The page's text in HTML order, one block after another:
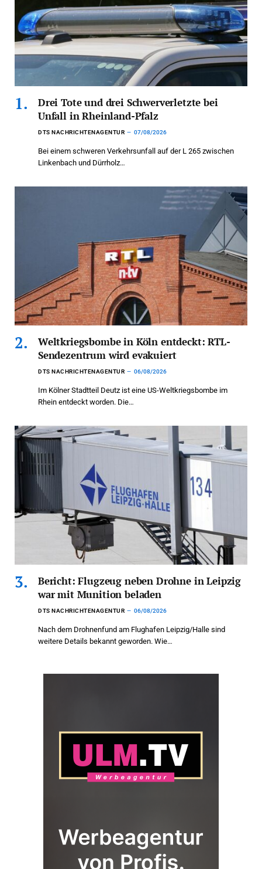
Drei Tote und drei Schwerverletzte bei
Unfall in Rheinland-Pfalz
DTS NACHRICHTENAGENTUR 07/08/2026
Bei einem schweren Verkehrsunfall auf der L 265 zwischen
Linkenbach und Dürrholz…
Weltkriegsbombe in Köln entdeckt: RTL-
Sendezentrum wird evakuiert
DTS NACHRICHTENAGENTUR 06/08/2026
Im Kölner Stadtteil Deutz ist eine US-Weltkriegsbombe im
Rhein entdeckt worden. Die…
Bericht: Flugzeug neben Drohne in Leipzig
war mit Munition beladen
DTS NACHRICHTENAGENTUR 06/08/2026
Nach dem Drohnenfund am Flughafen Leipzig/Halle sind
weitere Details bekannt geworden. Wie…